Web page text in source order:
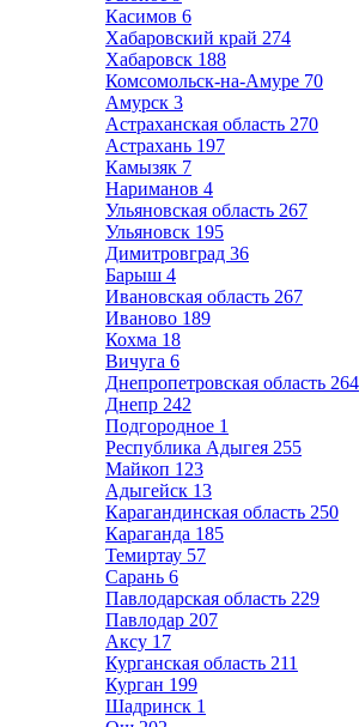
Касимов 6
Хабаровский край 274
Хабаровск 188
Комсомольск-на-Амуре 70
Амурск 3
Астраханская область 270
Астрахань 197
Камызяк 7
Нариманов 4
Ульяновская область 267
Ульяновск 195
Димитровград 36
Барыш 4
Ивановская область 267
Иваново 189
Кохма 18
Вичуга 6
Днепропетровская область 264
Днепр 242
Подгородное 1
Республика Адыгея 255
Майкоп 123
Адыгейск 13
Карагандинская область 250
Караганда 185
Темиртау 57
Сарань 6
Павлодарская область 229
Павлодар 207
Аксу 17
Курганская область 211
Курган 199
Шадринск 1